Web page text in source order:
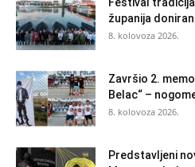
županija
8. kolovoza 2026.
Završio 2.
Belac“ –
8. kolovoza 2026.
Predstavljeni